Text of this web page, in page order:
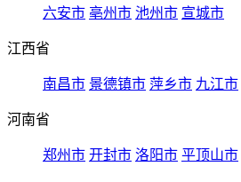
六安市 亳州市 池州市 宣城市
江西省
南昌市 景德镇市 萍乡市 九江市
河南省
郑州市 开封市 洛阳市 平顶山市